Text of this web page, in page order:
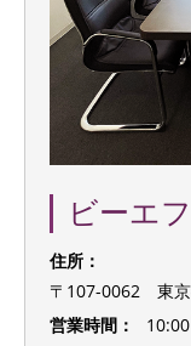
ビーエ
住所：
〒107-0062 東
営業時間：